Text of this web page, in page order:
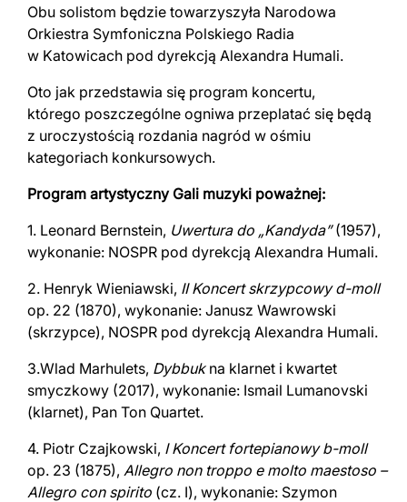
Obu solistom będzie towarzyszyła Narodowa
Orkiestra Symfoniczna Polskiego Radia
w Katowicach pod dyrekcją Alexandra Humali.
Oto jak przedstawia się program koncertu,
którego poszczególne ogniwa przeplatać się będą
z uroczystością rozdania nagród w ośmiu
kategoriach konkursowych.
Program artystyczny Gali muzyki poważnej:
1. Leonard Bernstein, Uwertura do „Kandyda”(1957),
wykonanie: NOSPR pod dyrekcją Alexandra Humali.
2. Henryk Wieniawski, II Koncert skrzypcowy d-moll
op. 22 (1870), wykonanie: Janusz Wawrowski
(skrzypce), NOSPR pod dyrekcją Alexandra Humali.
3.Wlad Marhulets, Dybbuk na klarnet i kwartet
smyczkowy (2017), wykonanie: Ismail Lumanovski
(klarnet), Pan Ton Quartet.
4. Piotr Czajkowski, I Koncert fortepianowy b-moll
op. 23 (1875), Allegro non troppo e molto maestoso –
Allegro con spirito (cz. I), wykonanie: Szymon